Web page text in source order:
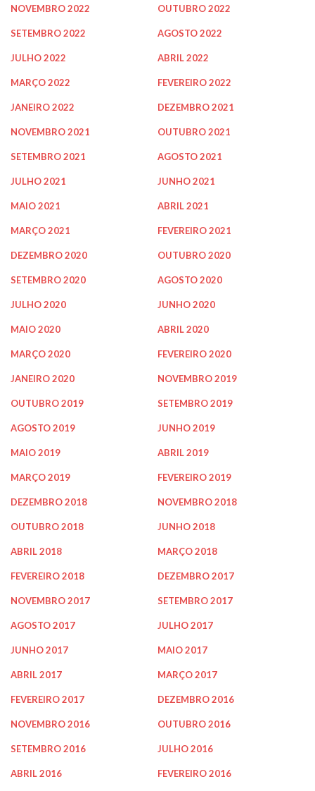
NOVEMBRO 2022 OUTUBRO 2022
SETEMBRO 2022 AGOSTO 2022
JULHO 2022 ABRIL 2022
MARÇO 2022 FEVEREIRO 2022
JANEIRO 2022 DEZEMBRO 2021
NOVEMBRO 2021 OUTUBRO 2021
SETEMBRO 2021 AGOSTO 2021
JULHO 2021 JUNHO 2021
MAIO 2021 ABRIL 2021
MARÇO 2021 FEVEREIRO 2021
DEZEMBRO 2020 OUTUBRO 2020
SETEMBRO 2020 AGOSTO 2020
JULHO 2020 JUNHO 2020
MAIO 2020 ABRIL 2020
MARÇO 2020 FEVEREIRO 2020
JANEIRO 2020 NOVEMBRO 2019
OUTUBRO 2019 SETEMBRO 2019
AGOSTO 2019 JUNHO 2019
MAIO 2019 ABRIL 2019
MARÇO 2019 FEVEREIRO 2019
DEZEMBRO 2018 NOVEMBRO 2018
OUTUBRO 2018 JUNHO 2018
ABRIL 2018 MARÇO 2018
FEVEREIRO 2018 DEZEMBRO 2017
NOVEMBRO 2017 SETEMBRO 2017
AGOSTO 2017 JULHO 2017
JUNHO 2017 MAIO 2017
ABRIL 2017 MARÇO 2017
FEVEREIRO 2017 DEZEMBRO 2016
NOVEMBRO 2016 OUTUBRO 2016
SETEMBRO 2016 JULHO 2016
ABRIL 2016 FEVEREIRO 2016